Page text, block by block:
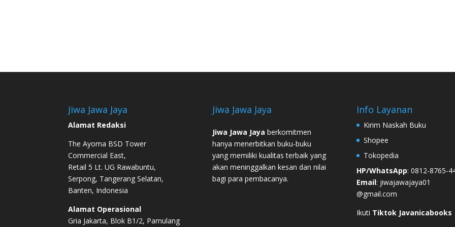
Jiwa Jawa Jaya
Alamat Redaksi
The Ayoma BSD Tower
Commercial East,
Retail 5 Lt. UG Rawabuntu,
Serpong, Tangerang Selatan,
Banten, Indonesia
Alamat Operasional
Gria Jakarta, Blok B1/2, Pamulang
Jiwa Jawa Jaya
Jiwa Jawa Jaya berkomitmen
hanya menerbitkan buku-buku
yang memiliki kualitas terbaik yang
akan meninggalkan kesan dan nilai
bagi para pembacanya.
Info Layanan
Kirim Naskah Buku
Shopee
Tokopedia
HP/WhatsApp: 0812-8765-
Email: jiwajawajaya01
@gmail.com
Ikuti Tiktok Javanicabooks